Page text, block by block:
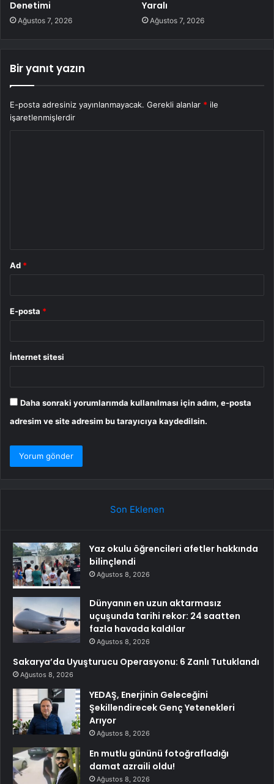
Denetimi
Ağustos 7, 2026
Yaralı
Ağustos 7, 2026
Bir yanıt yazın
E-posta adresiniz yayınlanmayacak. Gerekli alanlar * ile
işaretlenmişlerdir
Ad *
E-posta *
İnternet sitesi
Daha sonraki yorumlarımda kullanılması için adım, e-posta
adresim ve site adresim bu tarayıcıya kaydedilsin.
Son Eklenen
Yaz okulu öğrencileri afetler hakkında
bilinçlendi
Ağustos 8, 2026
Dünyanın en uzun aktarmasız
uçuşunda tarihi rekor: 24 saatten
fazla havada kaldılar
Ağustos 8, 2026
Sakarya’da Uyuşturucu Operasyonu: 6 Zanlı Tutuklandı
Ağustos 8, 2026
YEDAŞ, Enerjinin Geleceğini
Şekillendirecek Genç Yetenekleri
Arıyor
Ağustos 8, 2026
En mutlu gününü fotoğrafladığı
damat azraili oldu!
Ağustos 8, 2026